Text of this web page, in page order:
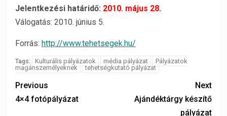
Jelentkezési határidő: 2010. május 28.
Válogatás: 2010. június 5.
Forrás: http://www.tehetsegek.hu/
Tags: Kulturális pályázatok média pályázat
Pályázatok
magánszemélyeknek
tehetségkutató pályázat
Previous
4×4 fotópályázat
Next
Ajándéktárgy készítő
pályázat